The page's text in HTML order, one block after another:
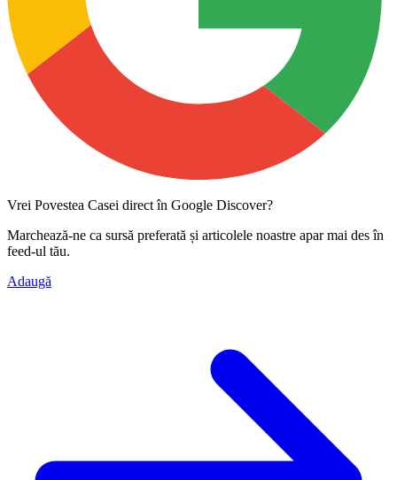
Vrei Povestea Casei direct în Google Discover?
Marchează-ne ca sursă preferată și articolele noastre apar mai des în
feed-ul tău.
Adaugă